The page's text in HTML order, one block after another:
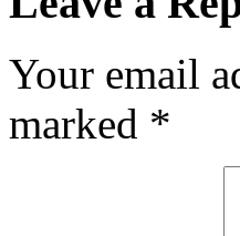
Your email
marked *